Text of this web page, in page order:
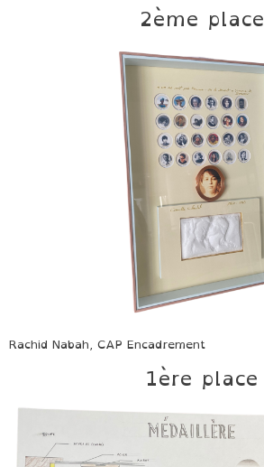
2ème place
Rachid Nabah, CAP Encadrement
1ère place